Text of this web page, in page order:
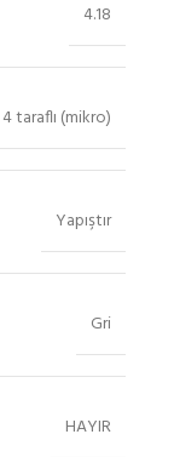
4.18
4 taraflı (mikro)
Yapıştır
Gri
HAYIR